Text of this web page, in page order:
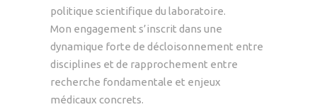
politique scientifique du laboratoire.
Mon engagement s’inscrit dans une
dynamique forte de décloisonnement entre
disciplines et de rapprochement entre
recherche fondamentale et enjeux
médicaux concrets.